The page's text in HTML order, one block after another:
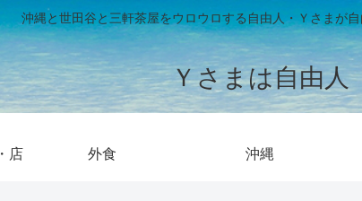
沖縄と世田谷と三軒茶屋をウロウロする自由人・Ｙさまが自
Ｙさまは自由人
店 外食 沖縄